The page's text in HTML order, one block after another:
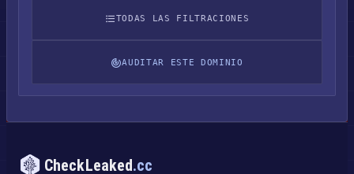
TODAS LAS FILTRACIONES
AUDITAR ESTE DOMINIO
CheckLeaked.cc